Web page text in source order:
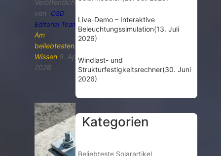
Veröffentlicht
von
OSD
Editorial Team
Am
beliebtesten
Wissen 9. April
2026
Live-Demo – Interaktive
Beleuchtungssimulation(13. Juli
2026)
Windlast- und
Strukturfestigkeitsrechner(30. Juni
2026)
Kategorien
Beliebteste Solarartikel